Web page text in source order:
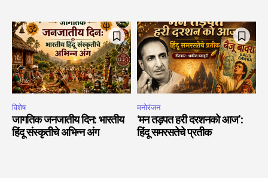
विशेष
जागतिक जनजातीय दिन: भारतीय
हिंदू संस्कृतीचे अभिन्न अंग
मनोरंजन
‘मन तड़पत हरी दरशनको आज’:
हिंदू समरसतेचे प्रतीक